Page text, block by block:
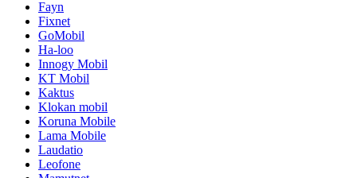
Fayn
Fixnet
GoMobil
Ha-loo
Innogy Mobil
KT Mobil
Kaktus
Klokan mobil
Koruna Mobile
Lama Mobile
Laudatio
Leofone